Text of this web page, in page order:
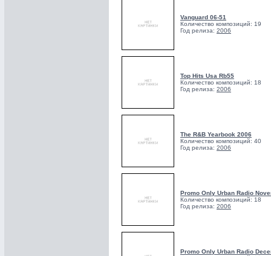
Vanguard 06-51
Количество композиций: 19
Год релиза: 2006
Top Hits Usa Rb55
Количество композиций: 18
Год релиза: 2006
The R&B Yearbook 2006
Количество композиций: 40
Год релиза: 2006
Promo Only Urban Radio
Количество композиций: 18
Год релиза: 2006
Promo Only Urban Radio